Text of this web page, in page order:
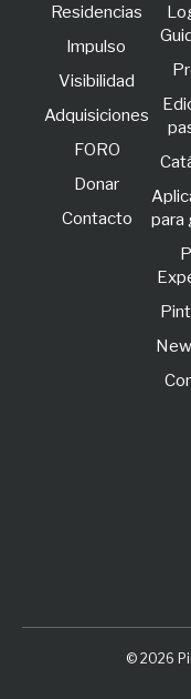
Residencias
lmpulso
Visibilidad
Adquisiciones
FORO
Donar
Contacto
para
© 2026